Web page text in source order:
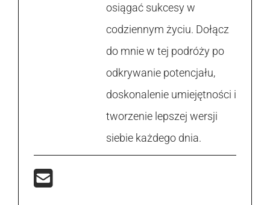
osiągać sukcesy w
codziennym życiu. Dołącz
do mnie w tej podróży po
odkrywanie potencjału,
doskonalenie umiejętności i
tworzenie lepszej wersji
siebie każdego dnia.